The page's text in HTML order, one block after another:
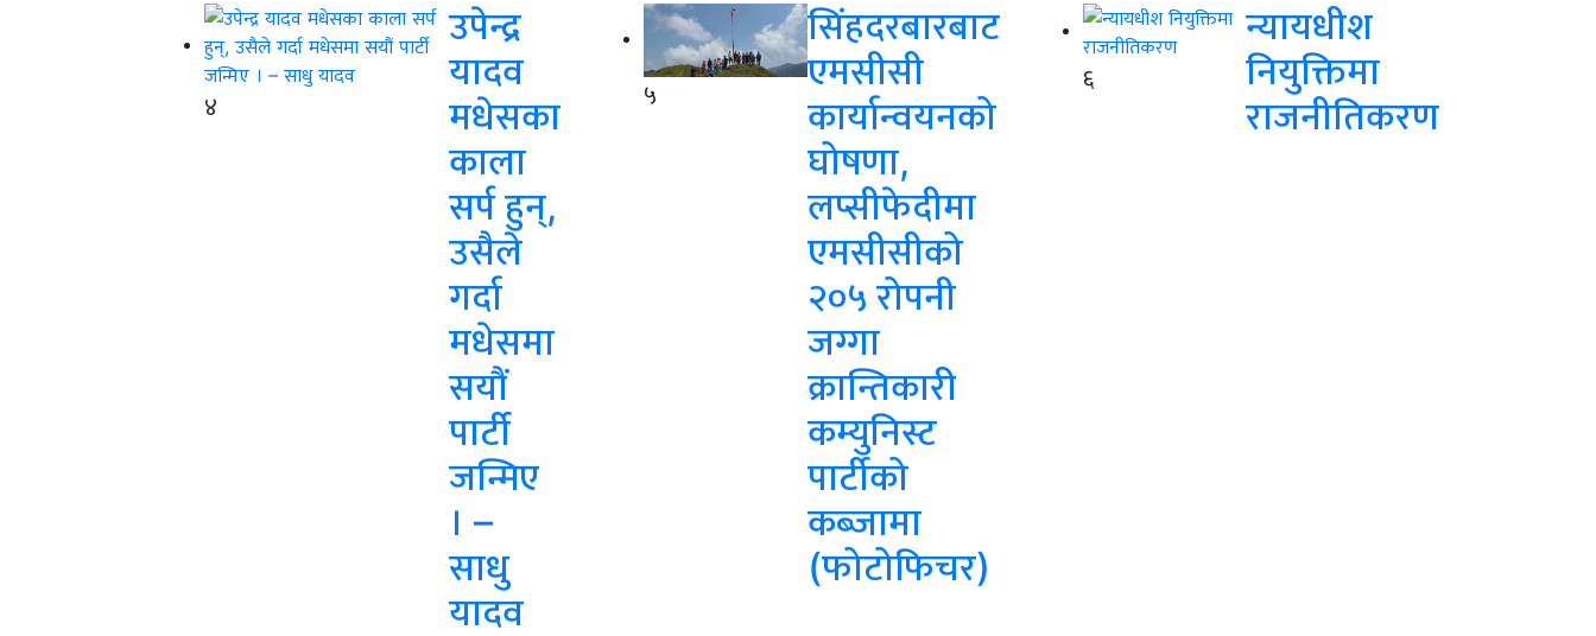
४
उपेन्द्र
यादव
मधेसका
काला
सर्प हुन्,
उसैले
गर्दा
मधेसमा
सयौं
पार्टी
जन्मिए
। –
साधु
यादव
५
सिंहदरबारबाट
एमसीसी
कार्यान्वयनको
घोषणा,
लप्सीफेदीमा
एमसीसीको
२०५ रोपनी
जग्गा
क्रान्तिकारी
कम्युनिस्ट
पार्टीको
कब्जामा
(फोटोफिचर)
६
न्यायधीश
नियुक्तिमा
राजनीतिकरण